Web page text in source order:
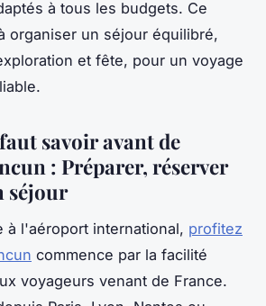
à tous les budgets. Ce
organiser un séjour équilibré,
et fête, pour un voyage
savoir avant de
: Préparer, réserver
séjour
à l'aéroport international, profitez
commence par la facilité
voyageurs venant de France.